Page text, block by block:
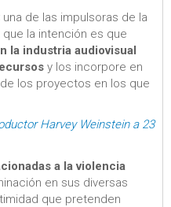
de las impulsoras de la
la intención es que
la industria audiovisual
y los incorpore en
los proyectos en los que
Harvey Weinstein a 23
a la violencia
en sus diversas
que pretenden